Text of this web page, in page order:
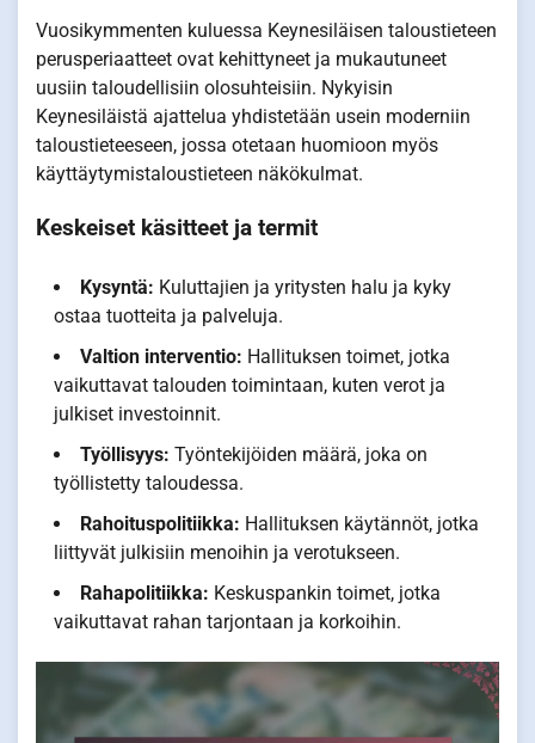
Vuosikymmenten kuluessa Keynesiläisen taloustieteen
perusperiaatteet ovat kehittyneet ja mukautuneet
uusiin taloudellisiin olosuhteisiin. Nykyisin
Keynesiläistä ajattelua yhdistetään usein moderniin
taloustieteeseen, jossa otetaan huomioon myös
käyttäytymistaloustieteen näkökulmat.
Keskeiset käsitteet ja termit
Kysyntä: Kuluttajien ja yritysten halu ja kyky
ostaa tuotteita ja palveluja.
Valtion interventio: Hallituksen toimet, jotka
vaikuttavat talouden toimintaan, kuten verot ja
julkiset investoinnit.
Työllisyys: Työntekijöiden määrä, joka on
työllistetty taloudessa.
Rahoituspolitiikka: Hallituksen käytännöt, jotka
liittyvät julkisiin menoihin ja verotukseen.
Rahapolitiikka: Keskuspankin toimet, jotka
vaikuttavat rahan tarjontaan ja korkoihin.